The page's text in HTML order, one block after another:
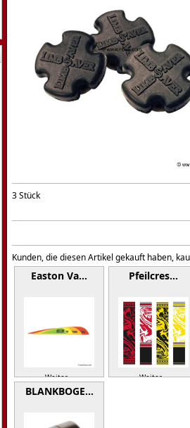
3 Stück
Kunden, die diesen Artikel gekauft haben,
Easton Va…
Weiter »
Pfeilcres…
Weiter »
BLANKBOGE…